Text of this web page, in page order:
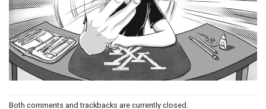
Both comments and trackbacks are currently closed.